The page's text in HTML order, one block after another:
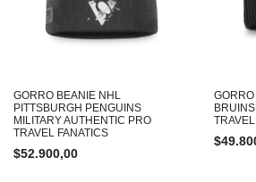
GORRO BEANIE NHL
PITTSBURGH PENGUINS
MILITARY AUTHENTIC PRO
TRAVEL FANATICS
$52.900,00
$